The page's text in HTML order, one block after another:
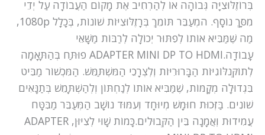
בְּרוֹזֶלּוּצִיָּה גְּבוֹהָה אוֹ לְהַרְחִיב אֶת מָקוֹם הַעֲבוֹדָה עַל יְדֵי
מִסָּךְ נוֹסָף. המְעַבֵּר תּוֹמֵךְ בְּרָזֶלּוּצִיּוֹת שׁוֹנוֹת, בְּכָלָל 1080p,
מַה שֶּׁמַּבִּיא אוֹתוֹ לְפִתּוּר יְכוֹלָה לְרַבּוֹת מַשָּׁאֵי
עָבוֹדָה.ADAPTER MINI DP TO HDMI פוּתַּח בְּהַתָּאָמָה
לְתוֹקְּנֹלּוֹגִיּוֹת הַבָּרוּרִיּוֹת וְלְצְרָכֵי הַמִּשְׁתַּמֵּשׁ. הַמִּכְשׁוֹר מַבִּיט
בִּגְדוּלָה מְקָמּוֹת, שֶׁמַּבִּיא אוֹתוֹ לְנַחְתּוֹן וְלְהַשְׁתָּמֵשׁ בְּתַנָּאִים
שׁוֹנִים. בַּזְּכוּת חוּמָשׁ מְיוּחָד וְעִמּוּד נוֹשָׁב הַמְּעַבֵּר מַבִּטָּח
עֲמִידוּת וְאֲמָנָה בֵּין הַקְּבוּלִים.כָּמוֹת שָׁוּי לְצִיּוּן, ADAPTER